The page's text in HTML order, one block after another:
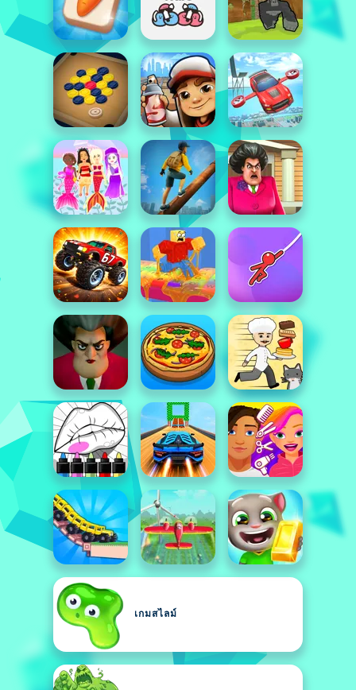
เกมสไลม์